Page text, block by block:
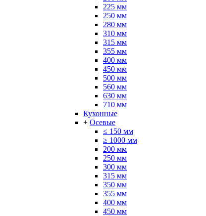
225 мм
250 мм
280 мм
310 мм
315 мм
355 мм
400 мм
450 мм
500 мм
560 мм
630 мм
710 мм
Кухонные
+ Осевые
≤ 150 мм
≥ 1000 мм
200 мм
250 мм
300 мм
315 мм
350 мм
355 мм
400 мм
450 мм